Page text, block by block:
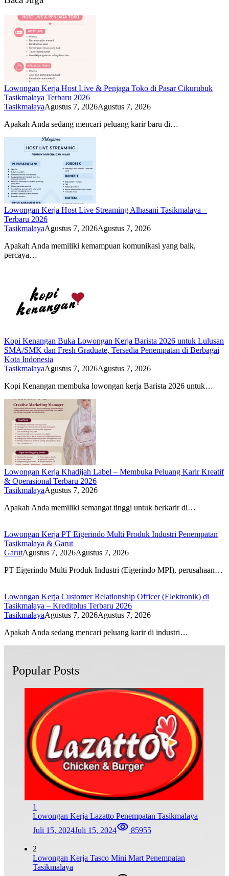
Lowongan Kerja Host Live & Penjaga Toko di Pasar Cikurubuk
Tasikmalaya Terbaru 2026
TasikmalayaAgustus 7, 2026Agustus 7, 2026
Apakah Anda sedang mencari peluang karir baru di…
Lowongan Kerja Host Live Streaming Alhasani Tasikmalaya –
Terbaru 2026
TasikmalayaAgustus 7, 2026Agustus 7, 2026
Apakah Anda memiliki kemampuan komunikasi yang baik,
percaya…
Kopi Kenangan Buka Lowongan Kerja Barista 2026 untuk Lulusan
SMA/SMK dan Fresh Graduate, Tersedia Penempatan di Berbagai
Kota Indonesia
TasikmalayaAgustus 7, 2026Agustus 7, 2026
Kopi Kenangan membuka lowongan kerja Barista 2026 untuk…
Lowongan Kerja Khadijah Label – Membuka Peluang Karir Kreatif
& Operasional Terbaru 2026
TasikmalayaAgustus 7, 2026
Apakah Anda memiliki semangat tinggi untuk berkarir di…
Lowongan Kerja PT Eigerindo Multi Produk Industri Penempatan
Tasikmalaya & Garut
GarutAgustus 7, 2026Agustus 7, 2026
PT Eigerindo Multi Produk Industri (Eigerindo MPI), perusahaan…
Lowongan Kerja Customer Relationship Officer (Elektronik) di
Tasikmalaya – Kreditplus Terbaru 2026
TasikmalayaAgustus 7, 2026Agustus 7, 2026
Apakah Anda sedang mencari peluang karir di industri…
Popular Posts
1
Lowongan Kerja Lazatto Penempatan Tasikmalaya
Juli 15, 2024Juli 15, 2024 85955
2
Lowongan Kerja Tasco Mini Mart Penempatan
Tasikmalaya